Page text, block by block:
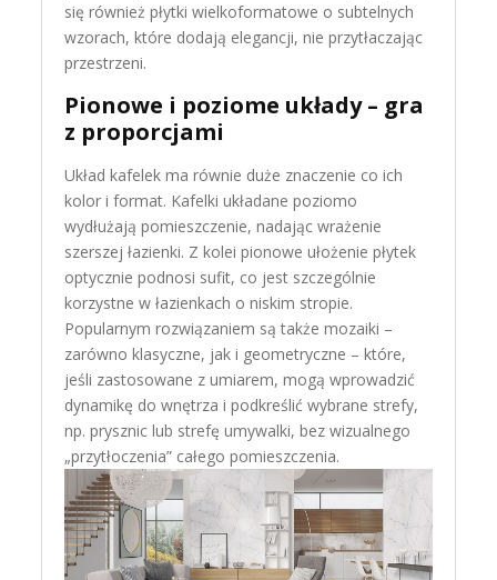
się również płytki wielkoformatowe o subtelnych
wzorach, które dodają elegancji, nie przytłaczając
przestrzeni.
Pionowe i poziome układy – gra
z proporcjami
Układ kafelek ma równie duże znaczenie co ich
kolor i format. Kafelki układane poziomo
wydłużają pomieszczenie, nadając wrażenie
szerszej łazienki. Z kolei pionowe ułożenie płytek
optycznie podnosi sufit, co jest szczególnie
korzystne w łazienkach o niskim stropie.
Popularnym rozwiązaniem są także mozaiki –
zarówno klasyczne, jak i geometryczne – które,
jeśli zastosowane z umiarem, mogą wprowadzić
dynamikę do wnętrza i podkreślić wybrane strefy,
np. prysznic lub strefę umywalki, bez wizualnego
„przytłoczenia” całego pomieszczenia.